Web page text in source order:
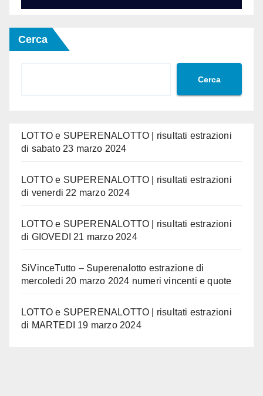
Cerca
Cerca
LOTTO e SUPERENALOTTO | risultati estrazioni
di sabato 23 marzo 2024
LOTTO e SUPERENALOTTO | risultati estrazioni
di venerdi 22 marzo 2024
LOTTO e SUPERENALOTTO | risultati estrazioni
di GIOVEDI 21 marzo 2024
SiVinceTutto – Superenalotto estrazione di
mercoledi 20 marzo 2024 numeri vincenti e quote
LOTTO e SUPERENALOTTO | risultati estrazioni
di MARTEDI 19 marzo 2024